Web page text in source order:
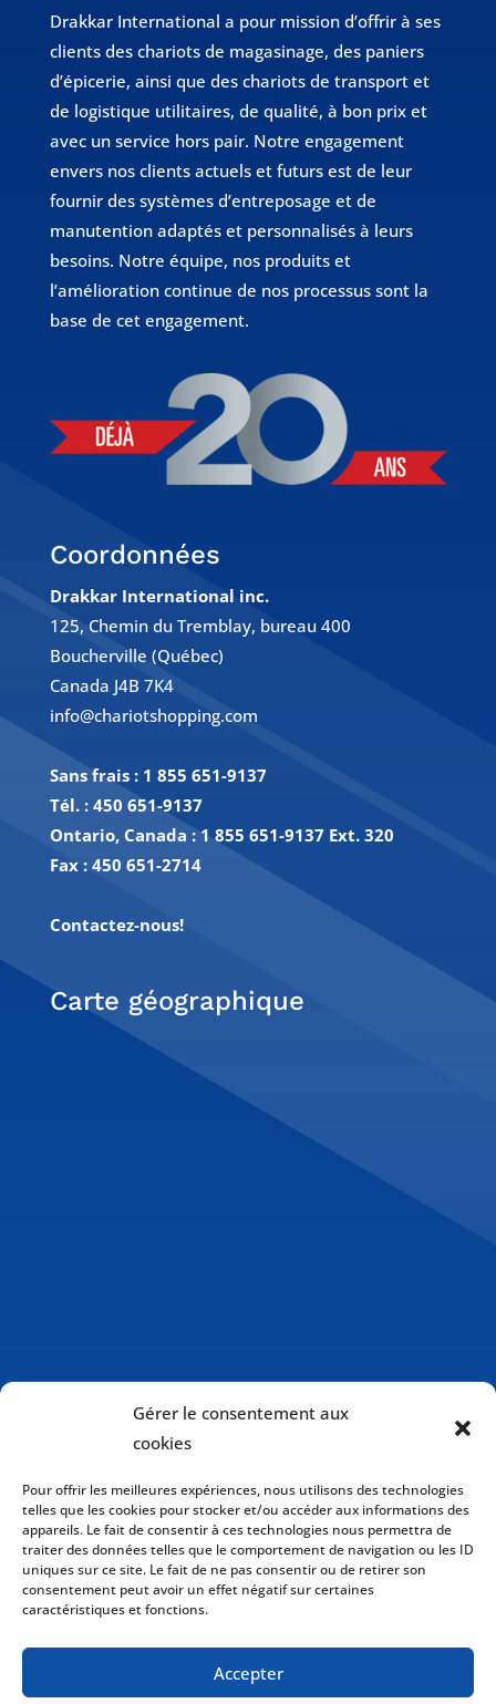
Gérer le consentement aux
cookies
Pour offrir les meilleures expériences, nous utilisons des technologies
telles que les cookies pour stocker et/ou accéder aux informations des
appareils. Le fait de consentir à ces technologies nous permettra de
traiter des données telles que le comportement de navigation ou les ID
uniques sur ce site. Le fait de ne pas consentir ou de retirer son
consentement peut avoir un effet négatif sur certaines
caractéristiques et fonctions.
Accepter
Drakkar International a pour mission d’offrir à ses
clients des chariots de magasinage, des paniers
d’épicerie, ainsi que des chariots de transport et
de logistique utilitaires, de qualité, à bon prix et
avec un service hors pair. Notre engagement
envers nos clients actuels et futurs est de leur
fournir des systèmes d’entreposage et de
manutention adaptés et personnalisés à leurs
besoins. Notre équipe, nos produits et
l’amélioration continue de nos processus sont la
base de cet engagement.
Coordonnées
Drakkar International inc.
125, Chemin du Tremblay, bureau 400
Boucherville (Québec)
Canada J4B 7K4
info@chariotshopping.com
Sans frais : 1 855 651-9137
Tél. : 450 651-9137
Ontario, Canada : 1 855 651-9137 Ext. 320
Fax : 450 651-2714
Contactez-nous!
Carte géographique
Politique de confidentialité